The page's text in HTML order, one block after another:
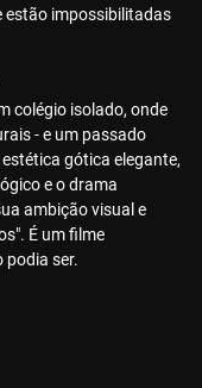
estão impossibilitadas
colégio isolado, onde
- e um passado
gótica elegante,
e o drama
ambição visual e
É um filme
podia ser.